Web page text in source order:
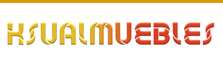
Content